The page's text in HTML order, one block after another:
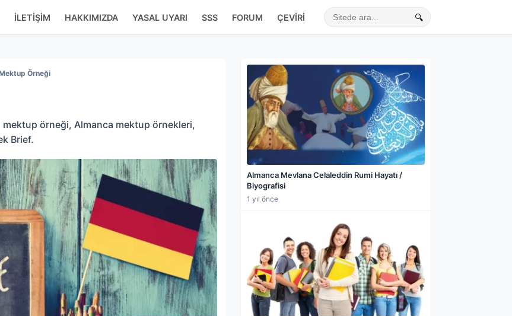
İLETIŞIM HAKKIMIZDA YASAL UYARI SSS FORUM ÇEVIRI
Sitede ara
🔍
Örneği
mektup örneği, Almanca mektup örnekleri,
Brief.
Almanca Mevlana Celaleddin Rumi Hayatı /
Biyografisi
1 yıl önce